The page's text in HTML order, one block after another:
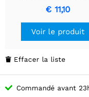
12VDC (kit partiel)
€ 11,10
Voir le produit
 Effacer la liste
Commandé avant